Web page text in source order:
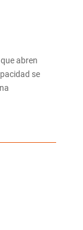
abren
se